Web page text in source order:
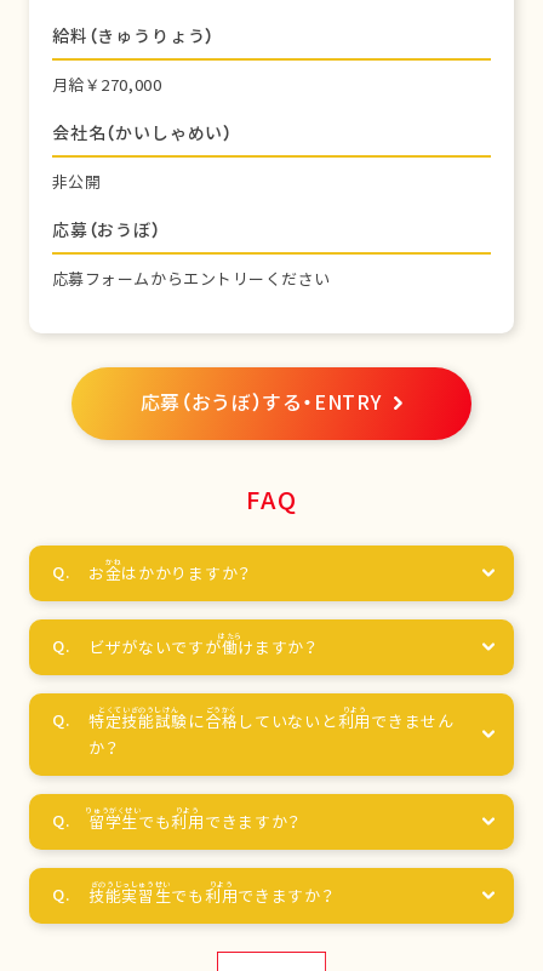
給料（きゅうりょう）
月給￥270,000
会社名（かいしゃめい）
非公開
応募（おうぼ）
応募フォームからエントリーください
応募（おうぼ）する・ENTRY
FAQ
お金はかかりますか？
ビザがないですが働けますか？
特定技能試験に合格 していないと利用 できません
か？
留学生でも利用 できますか？
技能実習生でも利用できますか？